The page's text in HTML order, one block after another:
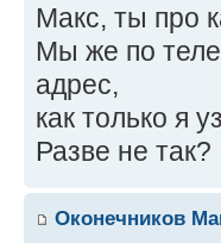
Макс, ты про
Мы же по
адрес,
как только я
Разве не так?
Оконечников